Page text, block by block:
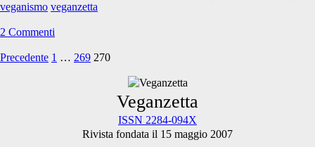
veganismo veganzetta
2 Commenti
Paginazione
Precedente 1 … 269 270
Veganzetta
ISSN 2284-094X
Rivista fondata il 15 maggio 2007